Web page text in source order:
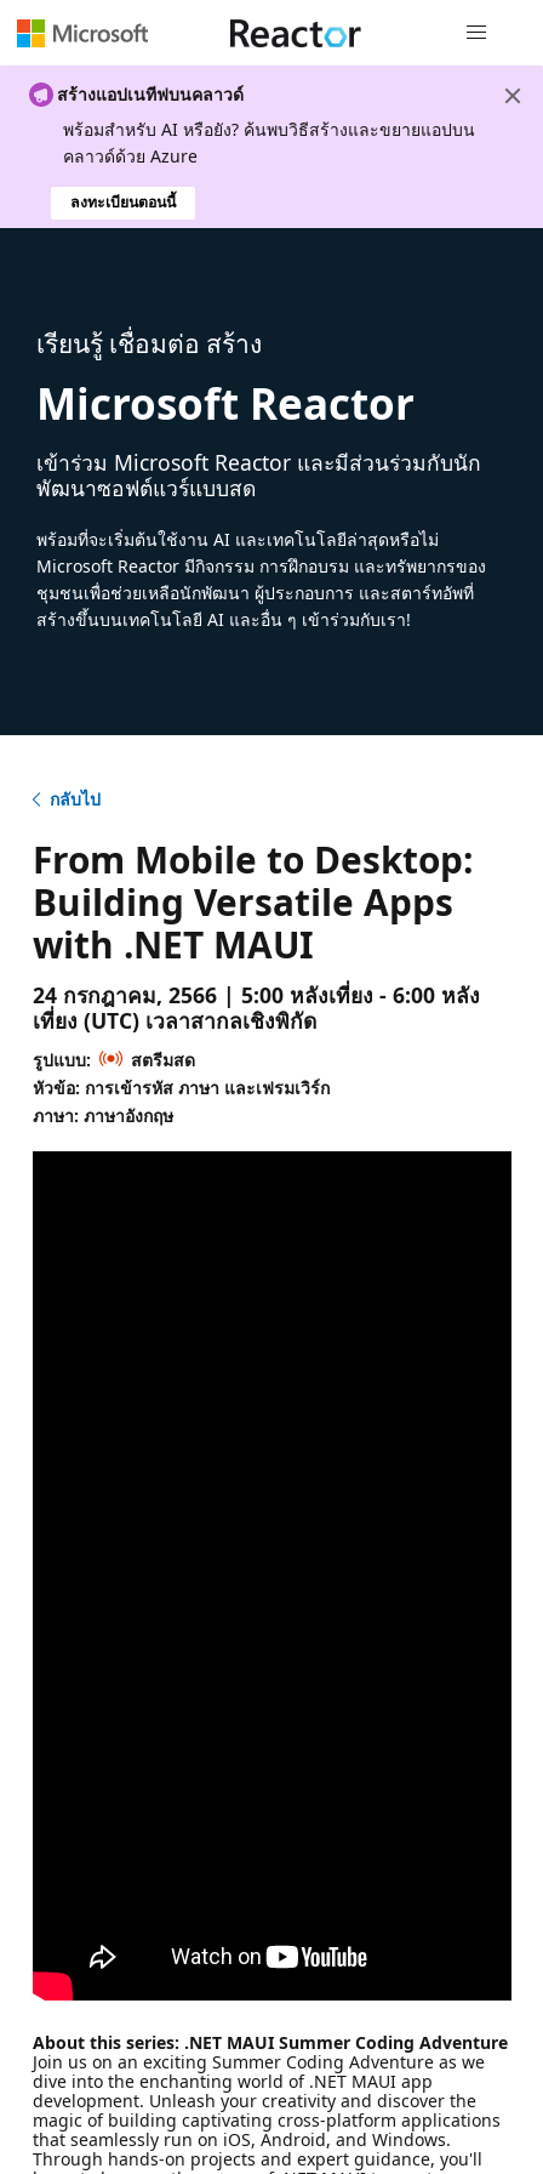
สร้างแอปเนทีฟบนคลาวด์
พร้อมสําหรับ AI หรือยัง? ค้นพบวิธีสร้างและขยายแอปบน
คลาวด์ด้วย Azure
ลงทะเบียนตอนนี้
เรียนรู้ เชื่อมต่อ สร้าง
Microsoft Reactor
เข้าร่วม Microsoft Reactor และมีส่วนร่วมกับนัก
พัฒนาซอฟต์แวร์แบบสด
พร้อมที่จะเริ่มต้นใช้งาน AI และเทคโนโลยีล่าสุดหรือไม่
Microsoft Reactor มีกิจกรรม การฝึกอบรม และทรัพยากรของ
ชุมชนเพื่อช่วยเหลือนักพัฒนา ผู้ประกอบการ และสตาร์ทอัพที่
สร้างขึ้นบนเทคโนโลยี AI และอื่น ๆ เข้าร่วมกับเรา!
กลับไป
From Mobile to Desktop:
Building Versatile Apps
with .NET MAUI
24 กรกฎาคม, 2566 | 5:00 หลังเที่ยง - 6:00 หลัง
เที่ยง (UTC) เวลาสากลเชิงพิกัด
รูปแบบ:
สตรีมสด
หัวข้อ: การเข้ารหัส ภาษา และเฟรมเวิร์ก
ภาษา: ภาษาอังกฤษ
About this series: .NET MAUI Summer Coding Adventure
Join us on an exciting Summer Coding Adventure as we
dive into the enchanting world of .NET MAUI app
development. Unleash your creativity and discover the
magic of building captivating cross-platform applications
that seamlessly run on iOS, Android, and Windows.
Through hands-on projects and expert guidance, you'll